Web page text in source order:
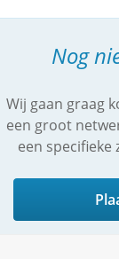
Nog
Wij gaan graag
een groot
een